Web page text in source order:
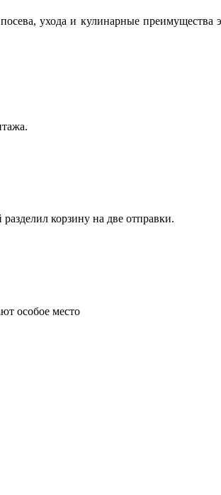
ухода и кулинарные преимущества
корзину на две отправки.
особое место